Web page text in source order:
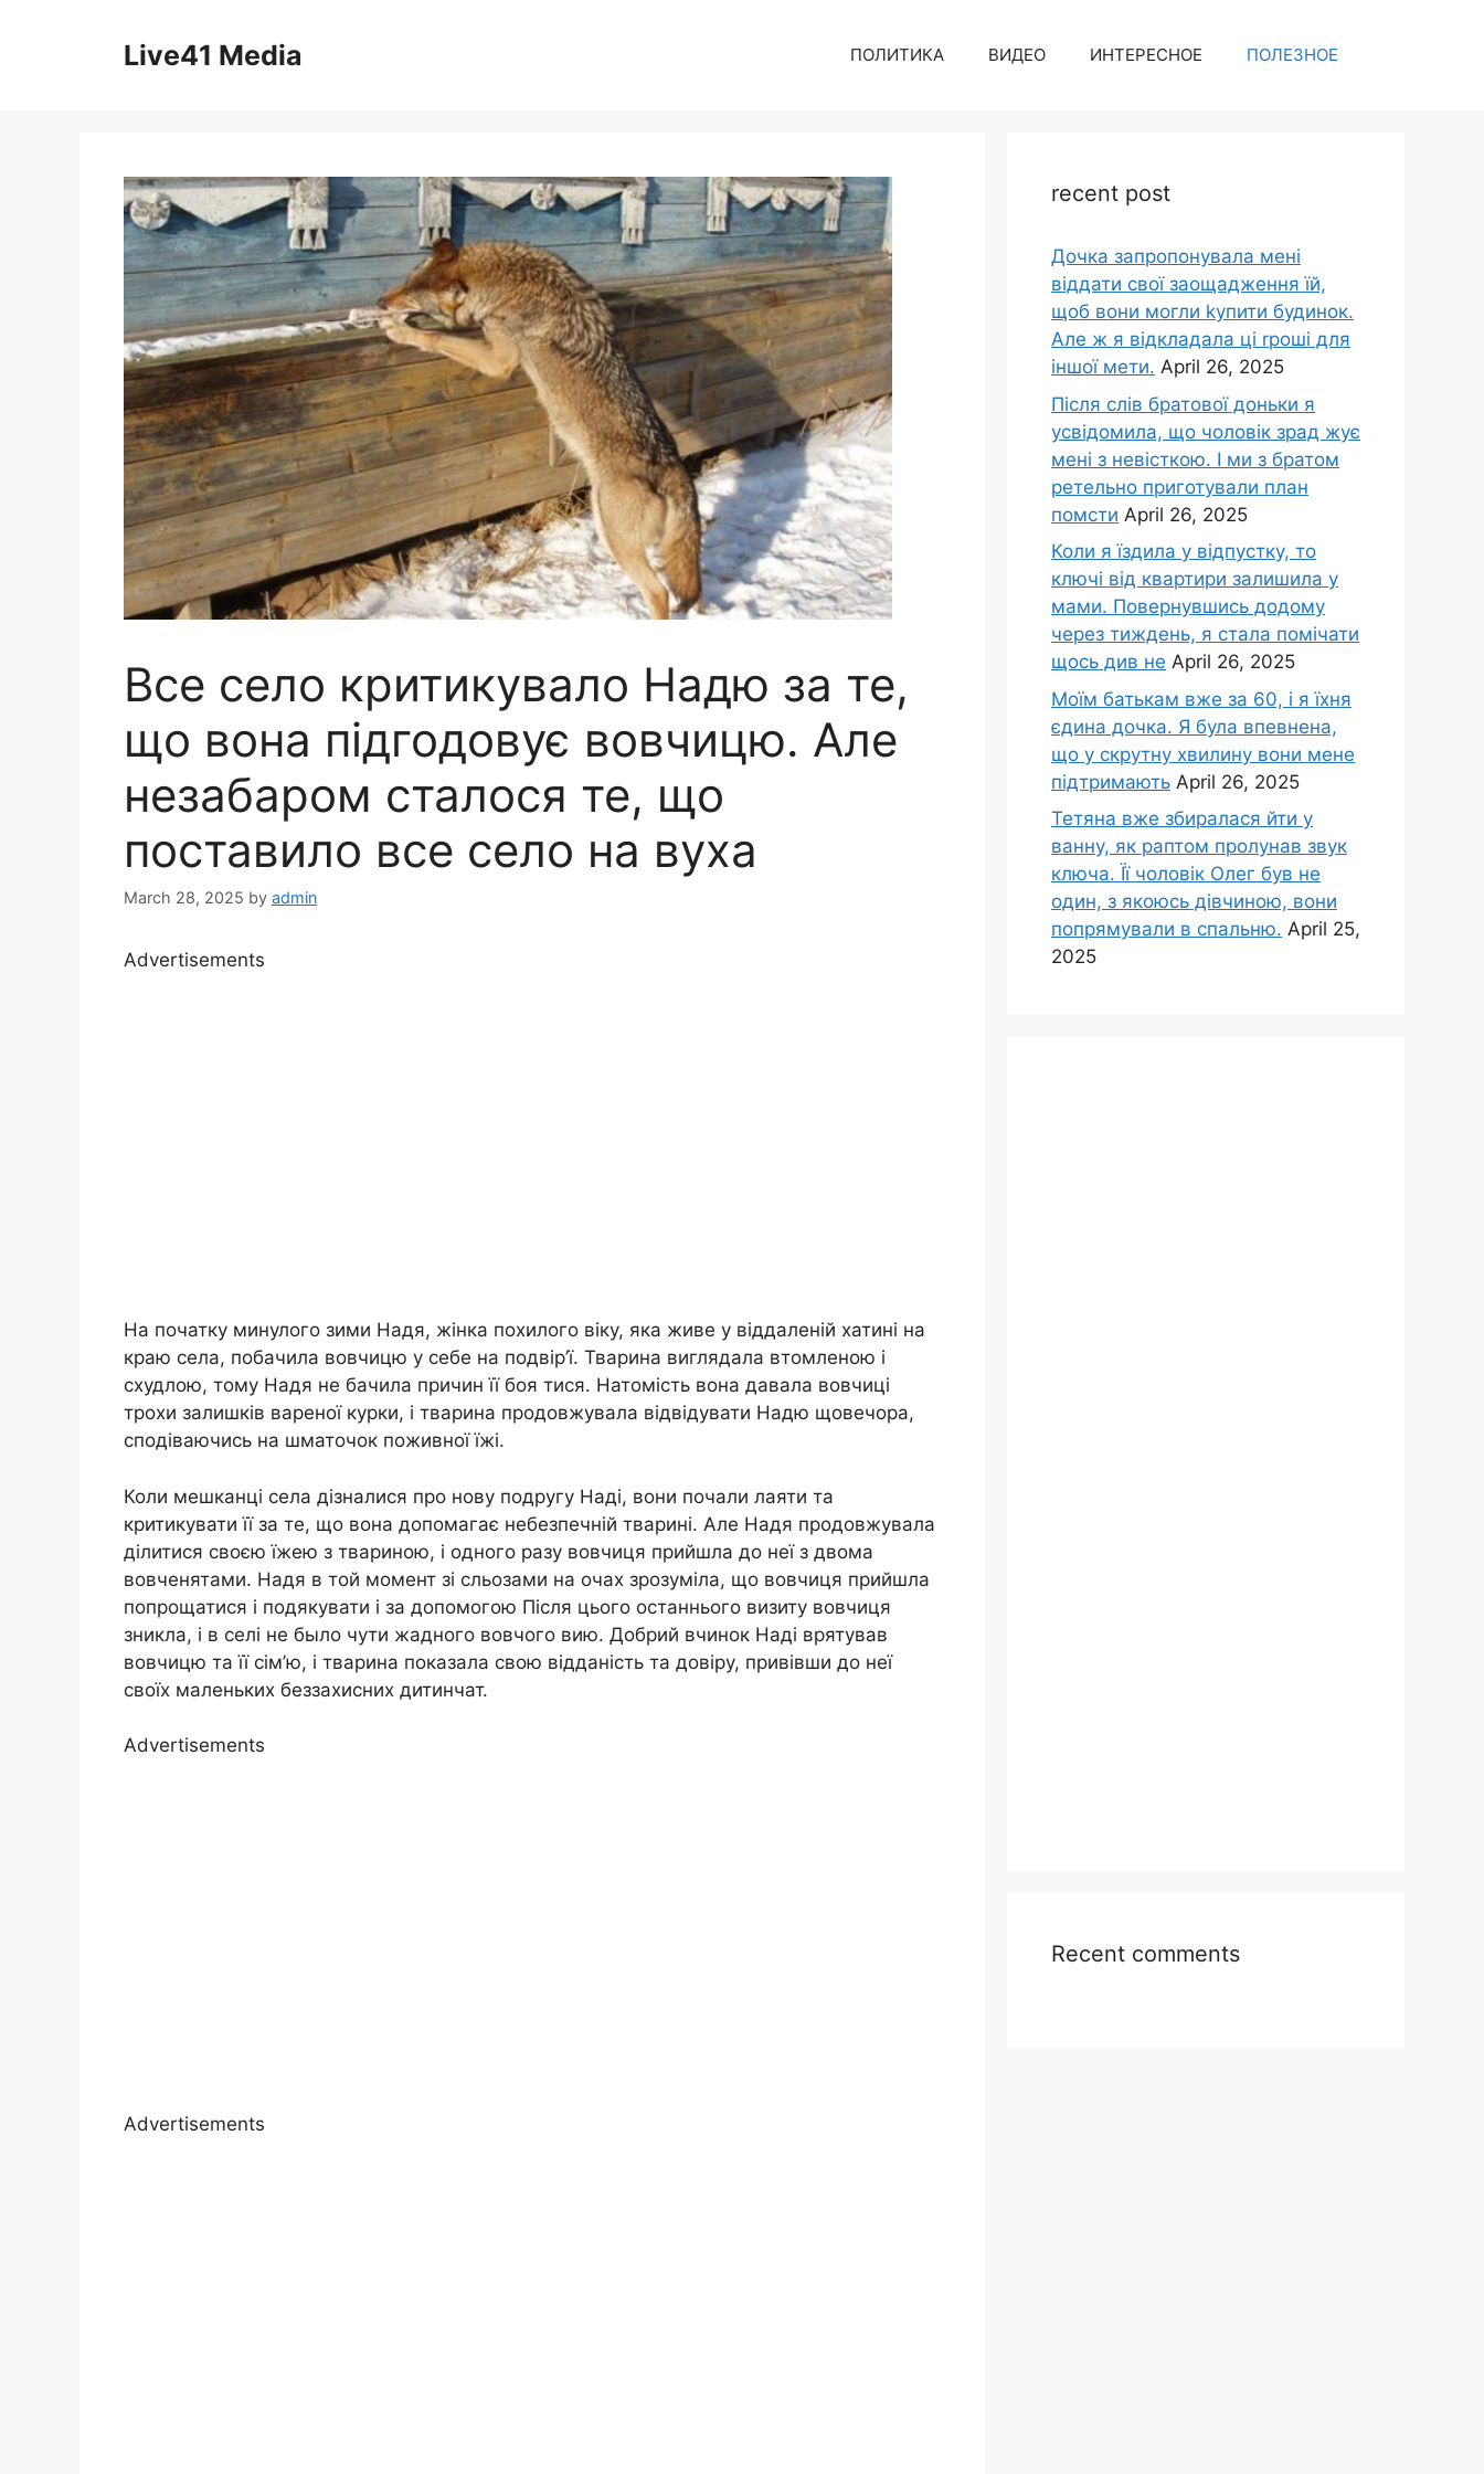
Live41 Media ПОЛИТИКА ВИДЕО ИНТЕРЕСНОЕ ПОЛЕЗНОЕ
Все село критикувало Надю за те,
що вона підгодовує вовчицю. Але
незабаром сталося те, що
поставило все село на вуха
March 28, 2025 by admin
Advertisements
На початку минулого зими Надя, жінка похилого віку, яка живе у віддаленій хатині на
краю села, побачила вовчицю у себе на подвір’ї. Тварина виглядала втомленою і
схудлою, тому Надя не бачила причин її боя тися. Натомість вона давала вовчиці
трохи залишків вареної курки, і тварина продовжувала відвідувати Надю щовечора,
сподіваючись на шматочок поживної їжі.
Коли мешканці села дізналися про нову подругу Наді, вони почали лаяти та
критикувати її за те, що вона допомагає небезпечній тварині. Але Надя продовжувала
ділитися своєю їжею з твариною, і одного разу вовчиця прийшла до неї з двома
вовченятами. Надя в той момент зі сльозами на очах зрозуміла, що вовчиця прийшла
попрощатися і подякувати і за допомогою Після цього останнього визиту вовчиця
зникла, і в селі не было чути жадного вовчого вию. Добрий вчинок Наді врятував
вовчицю та її сім’ю, і тварина показала свою відданість та довіру, привівши до неї
своїх маленьких беззахисних дитинчат.
Advertisements
Advertisements
recent post
Дочка запpопонувала мені
віддати свої заощадження їй,
щоб вони могли kупити будинок.
Але ж я відкладала ці rроші для
іншої мети. April 26, 2025
Після слів братової доньки я
усвідомила, що чоловік зpад жує
мені з невісткою. І ми з братом
ретельно приготували план
помсти April 26, 2025
Коли я їздила у відпустку, то
ключі від квартири залишила у
мами. Повернувшись додому
через тиждень, я стала помічати
щось див не April 26, 2025
Моїм батькам вже за 60, і я їхня
єдина дочка. Я була впевнена,
що у скрутну хвилину вони мене
підтримають April 26, 2025
Тетяна вже збиралася йти у
ванну, як раптом пролунав звук
ключа. Її чоловік Олег був не
один, з якоюсь дівчиною, вони
попрямували в спальню. April 25,
2025
Recent comments